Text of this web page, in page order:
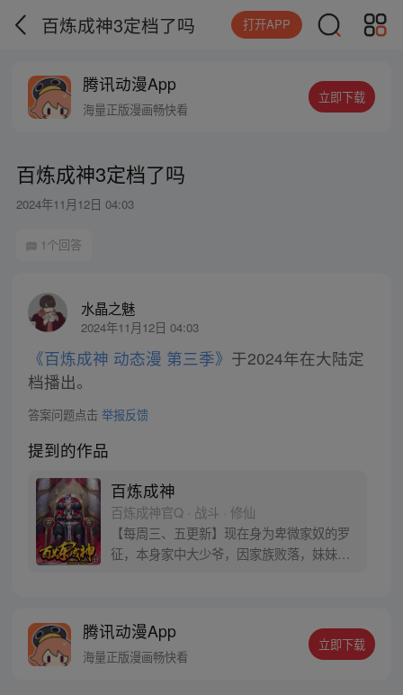
百炼成神3定档了吗 打开APP
腾讯动漫App
海量正版漫画畅快看
立即下载
百炼成神3定档了吗
2024年11月12日 04:03
1个回答
水晶之魅
2024年11月12日 04:03
《百炼成神 动态漫 第三季》 于2024年在大陆定
档播出。
答案问题点击 举报反馈
提到的作品
百炼成神
百炼成神官Q · 战斗 · 修仙
【每周三、五更新】现在身为卑微家奴的罗
征，本身家中大少爷，因家族败落，妹妹被
后的神秘力量到底是什么？参与周边活动请
加QQ粉丝群，关注微信公众号燃哉家族
腾讯动漫App
海量正版漫画畅快看
立即下载